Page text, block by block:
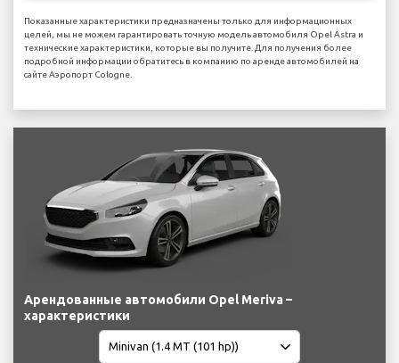
Показанные характеристики предназначены только для информационных
целей, мы не можем гарантировать точную модель автомобиля Opel Astra и
технические характеристики, которые вы получите. Для получения более
подробной информации обратитесь в компанию по аренде автомобилей на
сайте Аэропорт Cologne.
Арендованные автомобили Opel Meriva –
характеристики